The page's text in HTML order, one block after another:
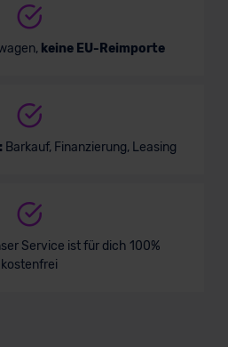
keine EU-Reimporte
Barkauf, Finanzierung, Leasing
Service ist für dich 100%
kostenfrei